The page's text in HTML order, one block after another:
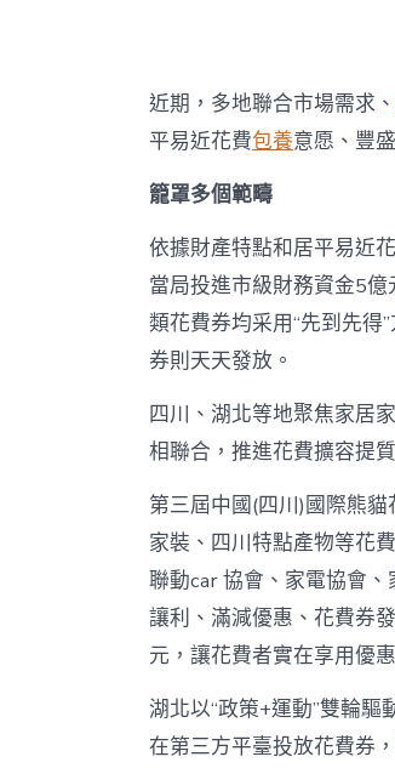
近期，多地聯合市場需求、
平易近花費包養意愿、豐
籠罩多個範疇
依據財產特點和居平易近
當局投進市級財務資金5
類花費券均采用“先到先得
券則天天發放。
四川、湖北等地聚焦家居
相聯合，推進花費擴容提質
第三屆中國(四川)國際熊
家裝、四川特點產物等花
聯動car 協會、家電協會
讓利、滿減優惠、花費券
元，讓花費者實在享用優惠
湖北以“政策+運動”雙輪
在第三方平臺投放花費券